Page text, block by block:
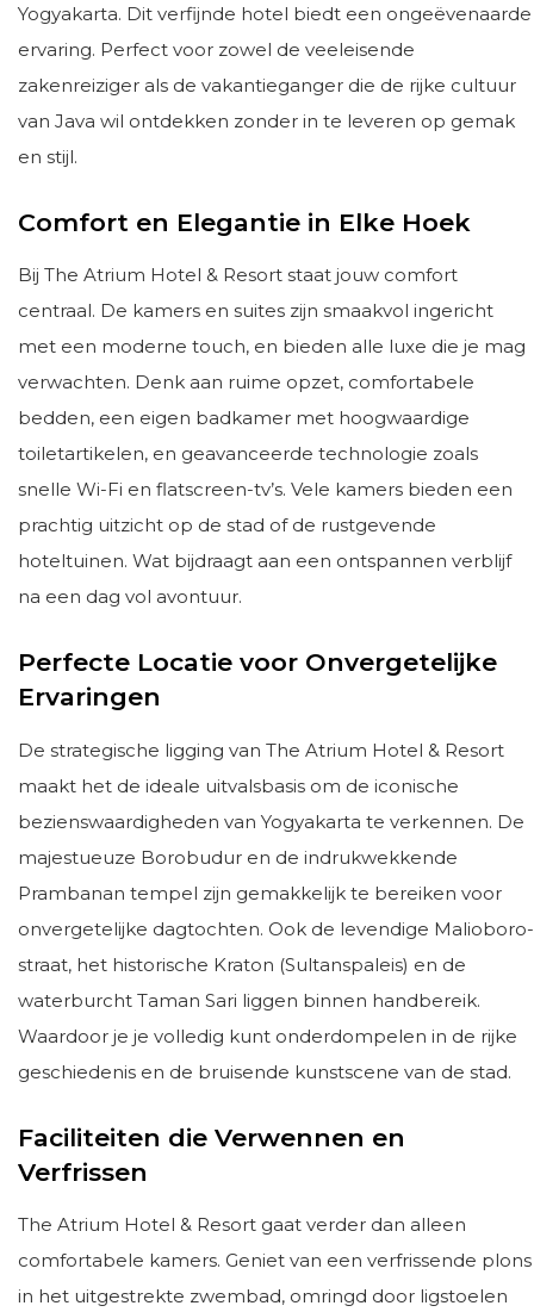
Yogyakarta. Dit verfijnde hotel biedt een ongeëvenaarde
ervaring. Perfect voor zowel de veeleisende
zakenreiziger als de vakantieganger die de rijke cultuur
van Java wil ontdekken zonder in te leveren op gemak
en stijl.
Comfort en Elegantie in Elke Hoek
Bij The Atrium Hotel & Resort staat jouw comfort
centraal. De kamers en suites zijn smaakvol ingericht
met een moderne touch, en bieden alle luxe die je mag
verwachten. Denk aan ruime opzet, comfortabele
bedden, een eigen badkamer met hoogwaardige
toiletartikelen, en geavanceerde technologie zoals
snelle Wi-Fi en flatscreen-tv’s. Vele kamers bieden een
prachtig uitzicht op de stad of de rustgevende
hoteltuinen. Wat bijdraagt aan een ontspannen verblijf
na een dag vol avontuur.
Perfecte Locatie voor Onvergetelijke
Ervaringen
De strategische ligging van The Atrium Hotel & Resort
maakt het de ideale uitvalsbasis om de iconische
bezienswaardigheden van Yogyakarta te verkennen. De
majestueuze Borobudur en de indrukwekkende
Prambanan tempel zijn gemakkelijk te bereiken voor
onvergetelijke dagtochten. Ook de levendige Malioboro-
straat, het historische Kraton (Sultanspaleis) en de
waterburcht Taman Sari liggen binnen handbereik.
Waardoor je je volledig kunt onderdompelen in de rijke
geschiedenis en de bruisende kunstscene van de stad.
Faciliteiten die Verwennen en
Verfrissen
The Atrium Hotel & Resort gaat verder dan alleen
comfortabele kamers. Geniet van een verfrissende plons
in het uitgestrekte zwembad, omringd door ligstoelen